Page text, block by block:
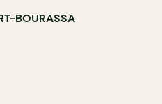
BOURASSA